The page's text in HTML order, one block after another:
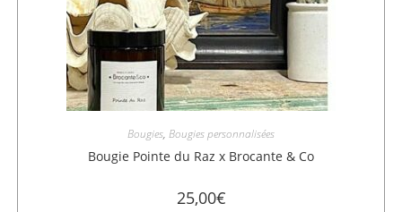
Bougies, Bougies personnalisées
Bougie Pointe du Raz x Brocante & Co
25,00€